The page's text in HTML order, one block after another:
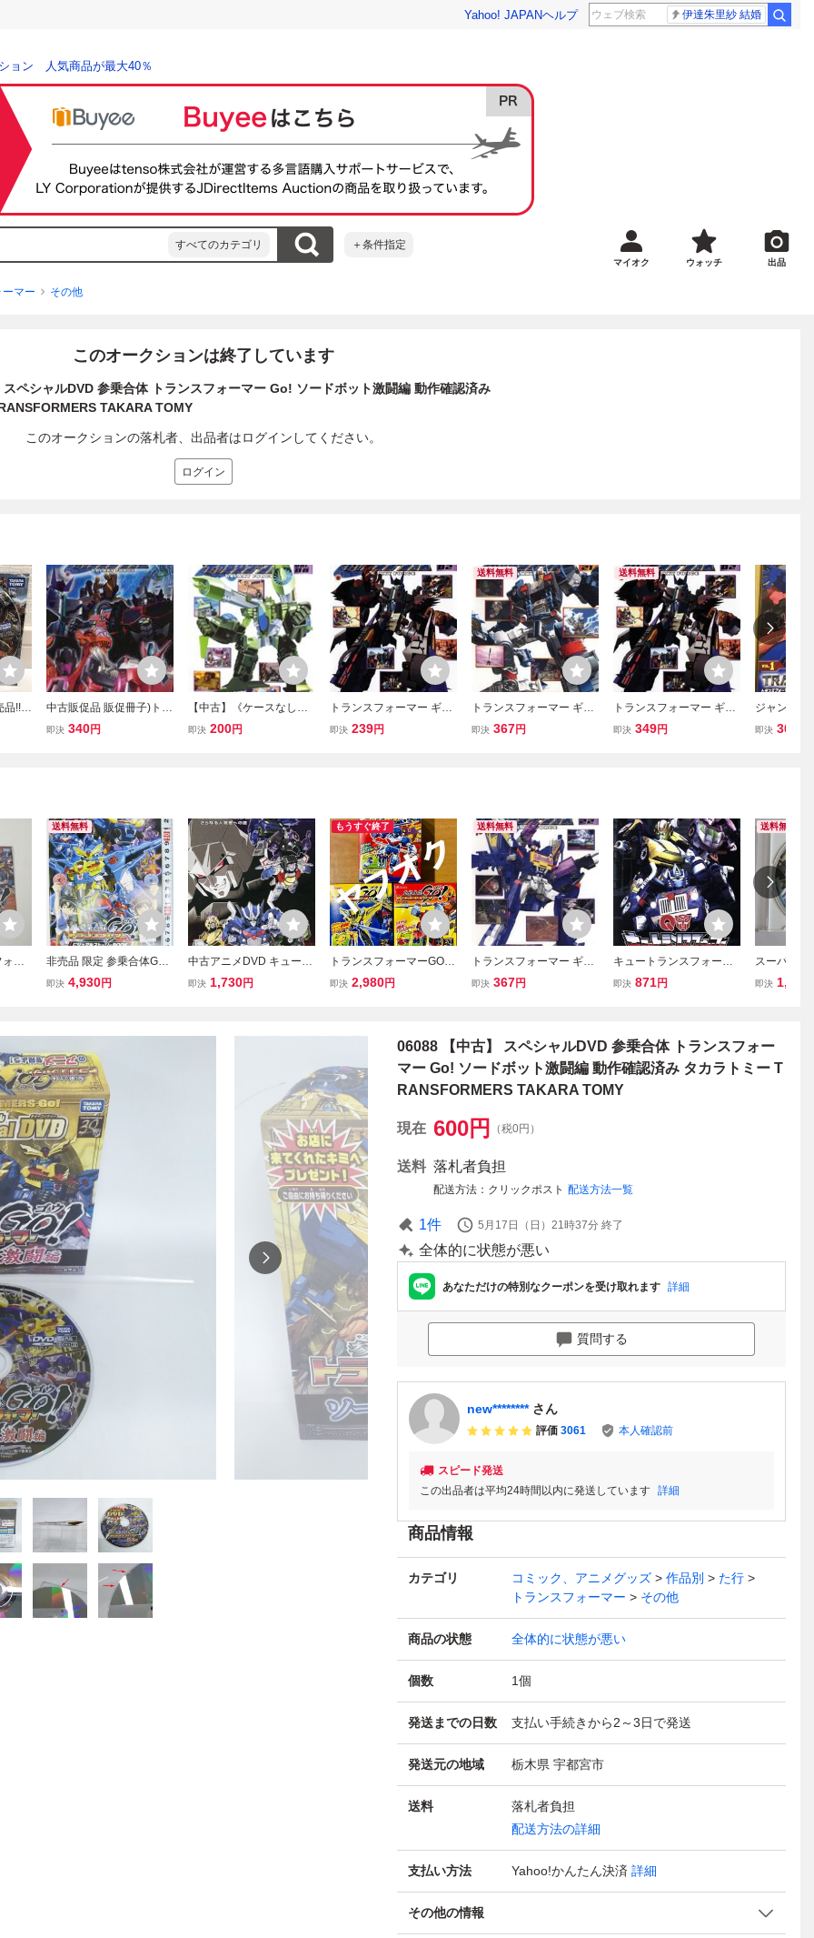
Yahoo! JAPANヘルプ 伊達朱里紗 結婚
ョン 人気商品が最大40％
すべてのカテゴリ ＋条件指定
マイオク ウォッチ 出品
マー その他
このオークションは終了しています
ペシャルDVD 参乗合体 トランスフォーマー Go! ソードボット激闘編 動作確認済み
TAKARA TOMY
このオークションの落札者、出品者はログインしてください。
ログイン
品!!タ
中古販促品 販促冊子)トラ
ンスフォーマー ギャラク
即決 340円
【中古】《ケースなし》
トランスフォーマー ギャ
即決 200円
トランスフォーマー ギャ
ラクシーフォース 2 (第3
即決 239円
送料無料
トランスフォーマー ギャ
ラクシーフォース 21 レン
即決 367円
送料無料
トランスフォーマー ギャ
ラクシーフォース 2 (第3
即決 349円
ジャンク
フォーマー
即決 300
ー
送料無料
非売品 限定 参乗合体GO!
トランスフォーマー ビジ
即決 4,930円
中古アニメDVD キュート
ランスフォーマー さらな
即決 1,730円
もうすぐ終了
トランスフォーマーGO
食玩 全3種類 新品未開
即決 2,980円
送料無料
トランスフォーマー ギャ
ラクシーフォース 22 レン
即決 367円
キュートランスフォーマ
ー 帰ってきたコンボイの
即決 871円
送料無料
スーパー変
トヒーロー
即決 1,000
06088 【中古】 スペシャルDVD 参乗合体 トランスフォー
マー Go! ソードボット激闘編 動作確認済み タカラトミー T
RANSFORMERS TAKARA TOMY
現在 600円 （税0円）
送料 落札者負担
配送方法 クリックポスト 配送方法一覧
1件 5月17日（日）21時37分 終了
全体的に状態が悪い
あなただけの特別なクーポンを受け取れます 詳細
質問する
new******** さん
評価 3061 本人確認前
スピード発送
この出品者は平均24時間以内に発送しています 詳細
商品情報
カテゴリ コミック、アニメグッズ 作品別
た行
トランスフォーマー
その他
商品の状態 全体的に状態が悪い
個数 1個
発送までの日数 支払い手続きから2～3日で発送
発送元の地域 栃木県 宇都宮市
送料
落札者負担
配送方法の詳細
支払い方法 Yahoo!かんたん決済 詳細
その他の情報